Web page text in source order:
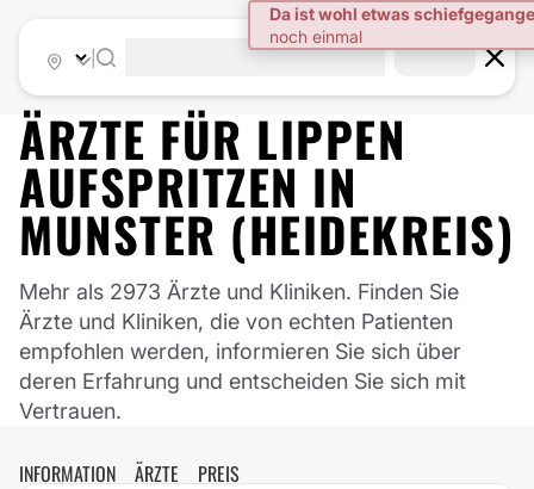
ÄRZTE FÜR LIPPEN
AUFSPRITZEN IN
MUNSTER (HEIDEKREIS)
Mehr als 2973 Ärzte und Kliniken. Finden Sie
Ärzte und Kliniken, die von echten Patienten
empfohlen werden, informieren Sie sich über
deren Erfahrung und entscheiden Sie sich mit
Vertrauen.
INFORMATION ÄRZTE PREIS